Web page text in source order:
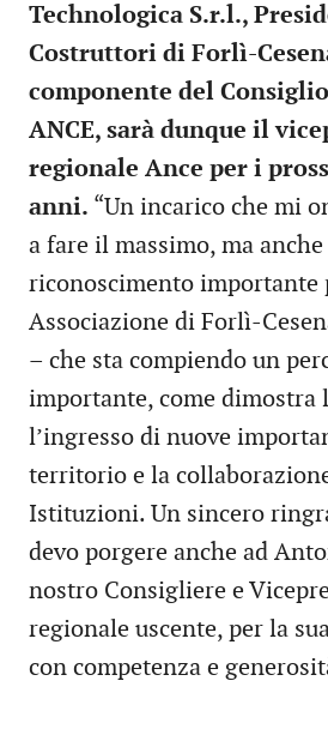
Technologica S.r.l.,
Costruttori di Forlì-
componente del
ANCE, sarà dunque il
regionale Ance per i
anni. “Un incarico che mi
a fare il massimo, ma
riconoscimento importante
Associazione di Forlì-
– che sta compiendo un
importante, come dimostra
l’ingresso di nuove
territorio e la
Istituzioni. Un sincero
devo porgere anche ad
nostro Consigliere e
regionale uscente, per la
con competenza e